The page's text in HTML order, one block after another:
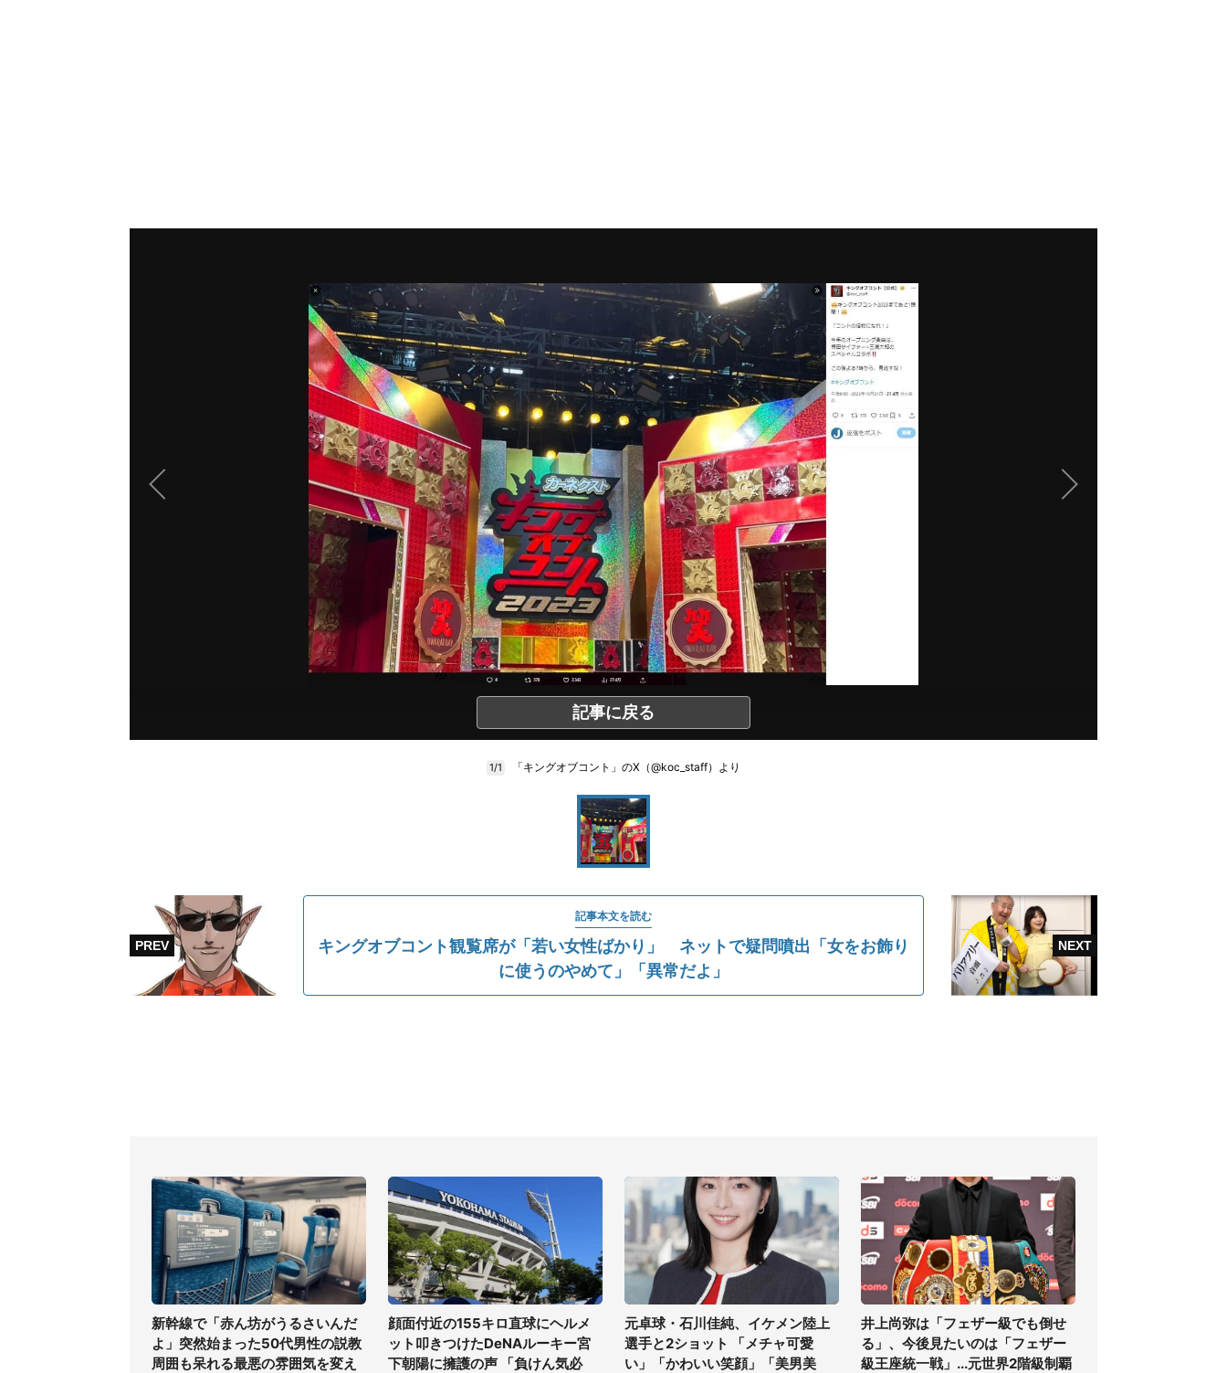
記事に戻る
1/1 「キングオブコント」のX（@koc_staff）より
記事本文を読む
キングオブコント観覧席が「若い女性ばかり」 ネットで疑問噴出「女をお飾り
に使うのやめて」「異常だよ」
新幹線で「赤ん坊がうるさいんだ
よ」突然始まった50代男性の説教
周囲も呆れる最悪の雰囲気を変え
顔面付近の155キロ直球にヘルメ
ット叩きつけたDeNAルーキー宮
下朝陽に擁護の声 「負けん気必
元卓球・石川佳純、イケメン陸上
選手と2ショット 「メチャ可愛
い」「かわいい笑顔」「美男美
井上尚弥は「フェザー級でも倒せ
る」、今後見たいのは「フェザー
級王座統一戦」...元世界2階級制覇